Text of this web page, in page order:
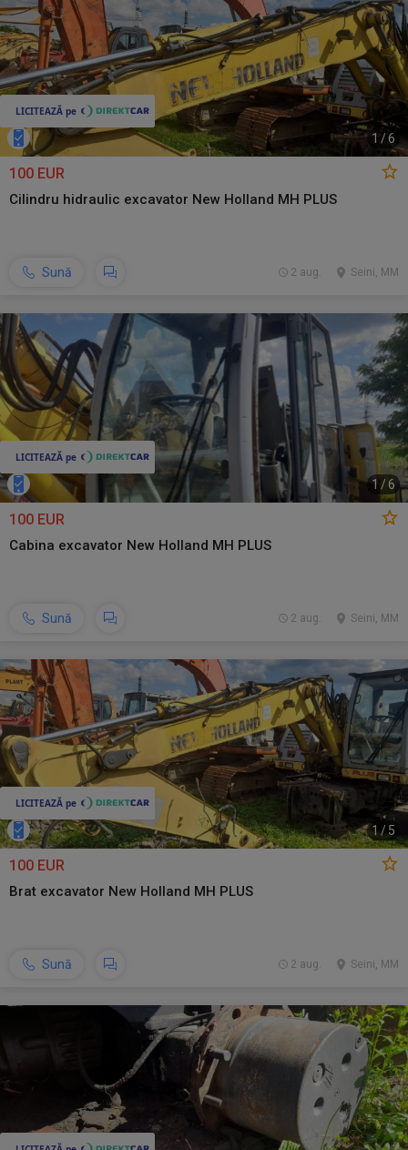
1 /6
100 EUR
Cilindru hidraulic excavator New Holland MH PLUS
Sună Seini, MM
2 aug.
1 /6
100 EUR
Cabina excavator New Holland MH PLUS
Sună Seini, MM
2 aug.
1/5
100 EUR
Brat excavator New Holland MH PLUS
Sună Seini, MM
2 aug.